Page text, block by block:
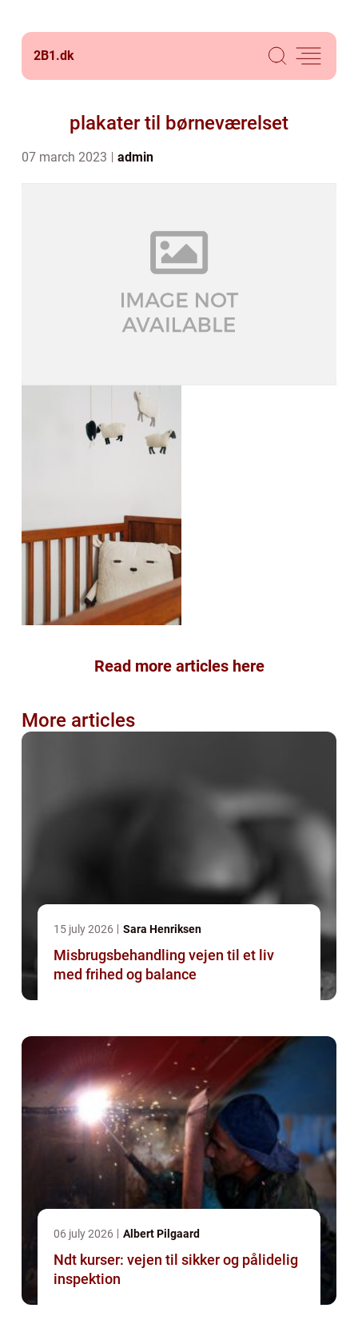
2B1.dk
plakater til børneværelset
07 march 2023 admin
Read more articles here
More articles
15 july 2026 Sara Henriksen
Misbrugsbehandling vejen til et liv
med frihed og balance
06 july 2026 Albert Pilgaard
Ndt kurser: vejen til sikker og pålidelig
inspektion